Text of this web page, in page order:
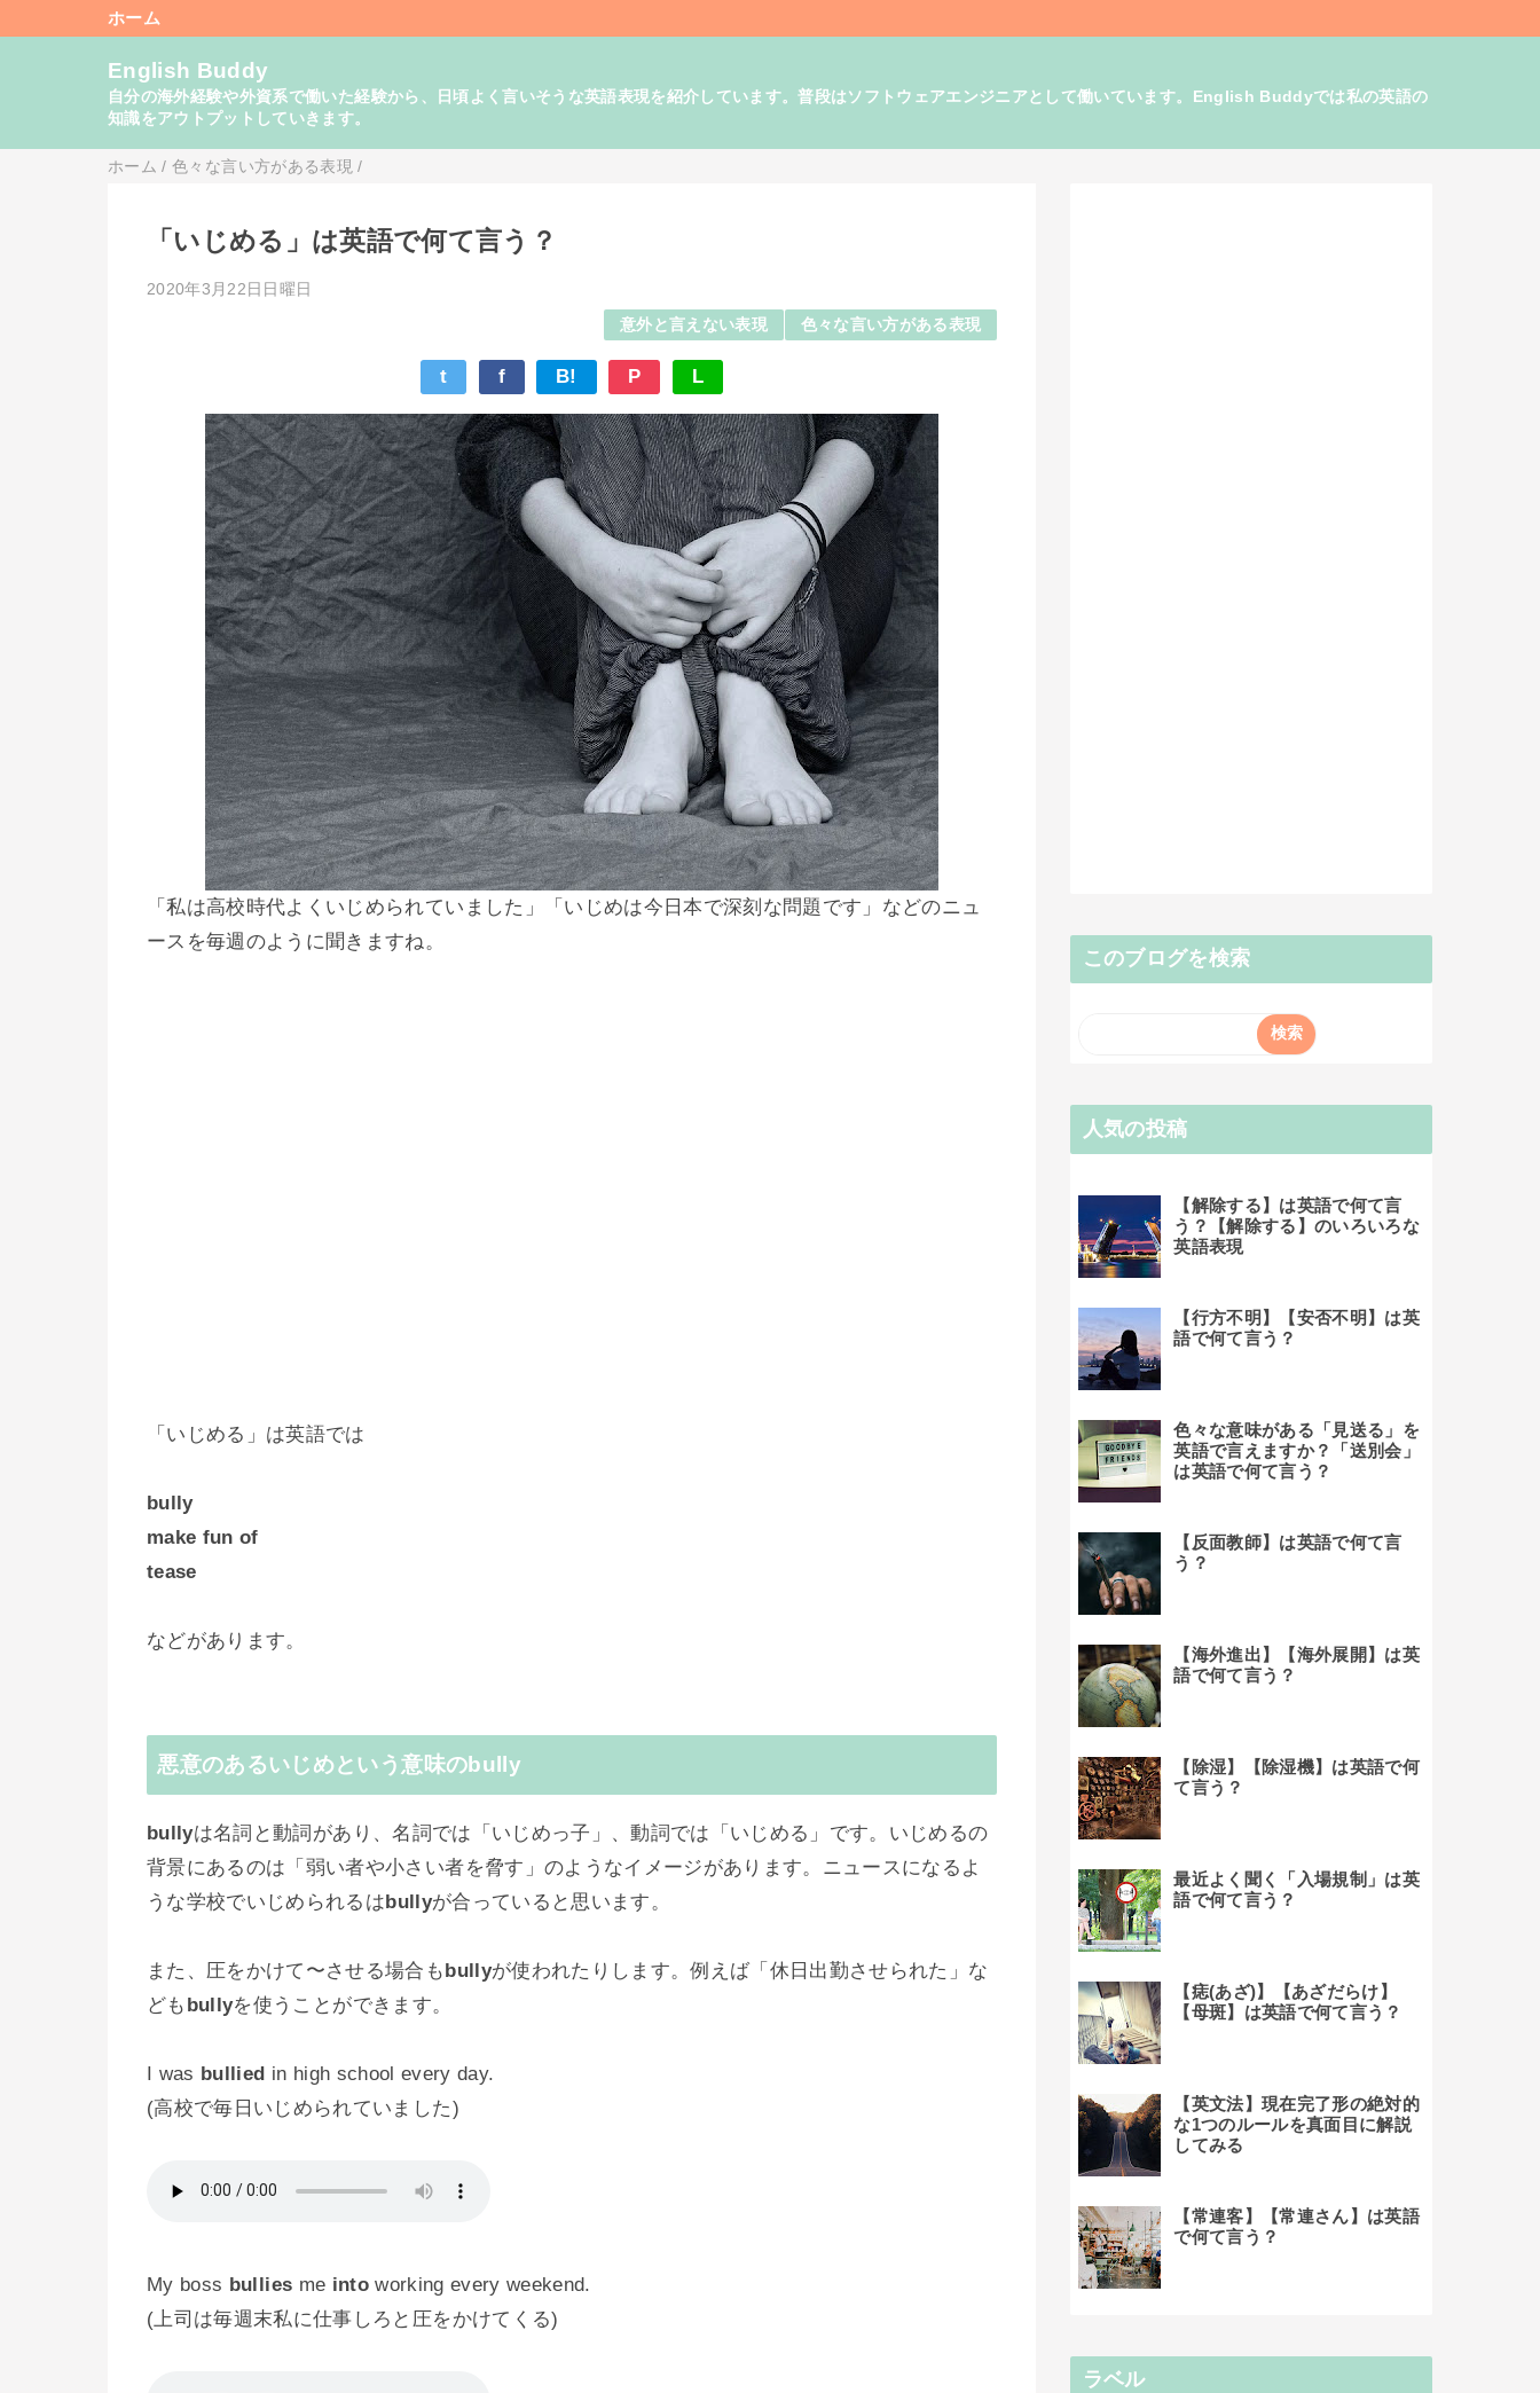
ホーム
English Buddy
自分の海外経験や外資系で働いた経験から、日頃よく言いそうな英語表現を紹介しています。普段はソフトウェアエンジニアとして働いています。English Buddyでは私の英語の
知識をアウトプットしていきます。
ホーム /色々な言い方がある表現 /
「いじめる」は英語で何て言う？
2020年3月22日日曜日
意外と言えない表現 色々な言い方がある表現
t f B! P L
「私は高校時代よくいじめられていました」「いじめは今日本で深刻な問題です」などのニュ
ースを毎週のように聞きますね。
「いじめる」は英語では
bully
make fun of
tease
などがあります。
悪意のあるいじめという意味のbully
bullyは名詞と動詞があり、名詞では「いじめっ子」、動詞では「いじめる」です。いじめるの
背景にあるのは「弱い者や小さい者を脅す」のようなイメージがあります。ニュースになるよ
うな学校でいじめられるはbullyが合っていると思います。
また、圧をかけて〜させる場合もbullyが使われたりします。例えば「休日出勤させられた」な
ども bullyを使うことができます。
I was bullied in high school every day.
(高校で毎日いじめられていました)
My boss bullies me intoworking every weekend.
(上司は毎週末私に仕事しろと圧をかけてくる)
このブログを検索
人気の投稿
【解除する】は英語で何て言
う？【解除する】のいろいろな
英語表現
【行方不明】【安否不明】は英
語で何て言う？
色々な意味がある「見送る」を
英語で言えますか？「送別会」
は英語で何て言う？
【反面教師】は英語で何て言
う？
【海外進出】【海外展開】は英
語で何て言う？
【除湿】【除湿機】は英語で何
て言う？
最近よく聞く「入場規制」は英
語で何て言う？
【痣(あざ)】【あざだらけ】
【母斑】は英語で何て言う？
【英文法】現在完了形の絶対的
な1つのルールを真面目に解説
してみる
【常連客】【常連さん】は英語
で何て言う？
ラベル